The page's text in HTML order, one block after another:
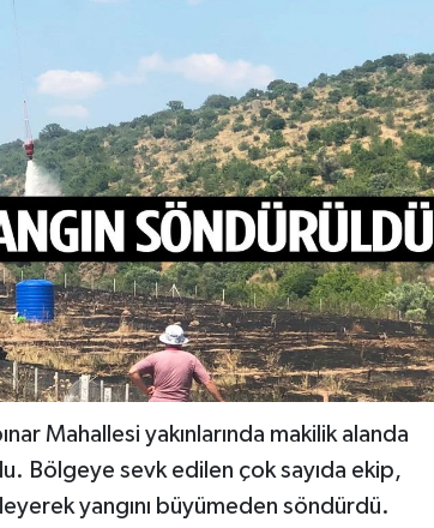
Mahallesi yakınlarında makilik alanda
Bölgeye sevk edilen çok sayıda ekip,
yangını büyümeden söndürdü.